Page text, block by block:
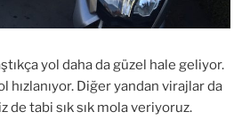
yol daha da güzel hale geliyor.
hızlanıyor. Diğer yandan virajlar da
de tabi sık sık mola veriyoruz.